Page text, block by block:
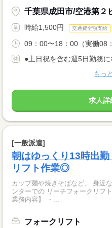
千葉県成田市/空港第２
時給1,500円 交通費全額支給
09：00〜18：00（実働08
●土日祝を含む週5日勤務に
もっ
求人詳
[一般派遣]
朝はゆっくり13時出
リフト作業◎
カップ麺や焼きそばなど、 身近
ンターでの リーチフォークリフト業務
業務内容】 ・...
フォークリフト